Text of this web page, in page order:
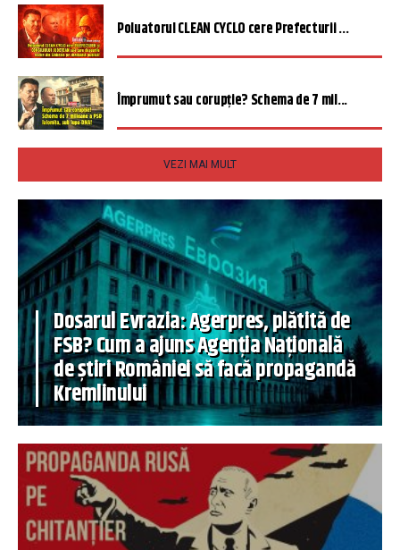
Poluatorul CLEAN CYCLO cere Prefecturii ...
Împrumut sau corupție? Schema de 7 mil...
VEZI MAI MULT
Dosarul Evrazia: Agerpres, plătită de
FSB? Cum a ajuns Agenția Națională
de știri României să facă propagandă
Kremlinului